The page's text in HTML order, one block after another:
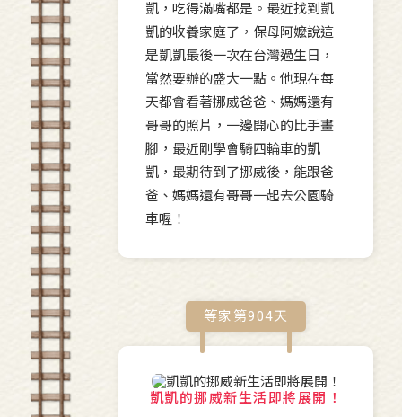
凱，吃得滿嘴都是。最近找到凱
凱的收養家庭了，保母阿嬤說這
是凱凱最後一次在台灣過生日，
當然要辦的盛大一點。他現在每
天都會看著挪威爸爸、媽媽還有
哥哥的照片，一邊開心的比手畫
腳，最近剛學會騎四輪車的凱
凱，最期待到了挪威後，能跟爸
爸、媽媽還有哥哥一起去公園騎
車喔！
等家第904天
凱凱的挪威新生活即將展開！